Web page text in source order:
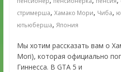
стримерша, Хамако Мори, Чиба,
ютьюберша, Япония
Мы хотим рассказать вам о
Mori), которая официально
Гиннесса. В GTA 5 и